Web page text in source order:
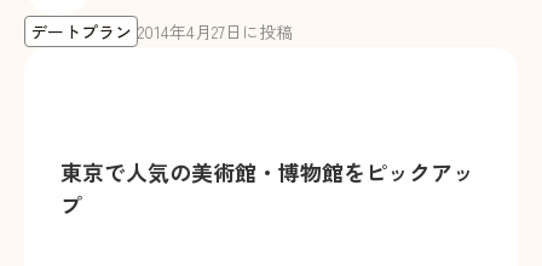
デートプラン 2014年4月27日に投稿
東京で人気の美術館・博物館をピックアッ
プ